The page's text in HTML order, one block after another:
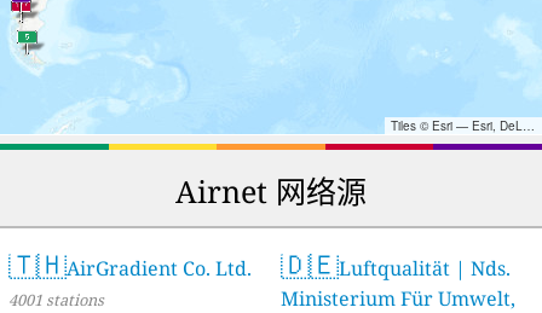
Tiles © Esri — Esri, DeLorme, NAVTEQ, TomTom, Intermap, iPC, USGS, FAO, NPS, NRCAN, GeoBase, Kadaster NL, Ordnance Survey, Esri Japan, METI, Esri China (Hong Kong), and the GIS User Community
Airnet 网络源
🇹🇭AirGradient Co. Ltd.
4001 stations
🇩🇪Luftqualität | Nds.
Ministerium Für Umwelt,